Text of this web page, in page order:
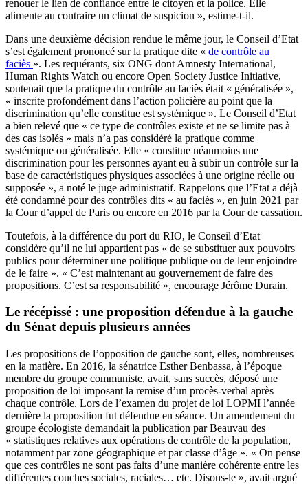
renouer le lien de confiance entre le citoyen et la police. Elle
alimente au contraire un climat de suspicion », estime-t-il.
Dans une deuxième décision rendue le même jour, le Conseil d’Etat
s’est également prononcé sur la pratique dite « de contrôle au
faciès ». Les requérants, six ONG dont Amnesty International,
Human Rights Watch ou encore Open Society Justice Initiative,
soutenait que la pratique du contrôle au faciès était « généralisée »,
« inscrite profondément dans l’action policière au point que la
discrimination qu’elle constitue est systémique ». Le Conseil d’Etat
a bien relevé que « ce type de contrôles existe et ne se limite pas à
des cas isolés » mais n’a pas considéré la pratique comme
systémique ou généralisée. Elle « constitue néanmoins une
discrimination pour les personnes ayant eu à subir un contrôle sur la
base de caractéristiques physiques associées à une origine réelle ou
supposée », a noté le juge administratif. Rappelons que l’Etat a déjà
été condamné pour des contrôles dits « au faciès », en juin 2021 par
la Cour d’appel de Paris ou encore en 2016 par la Cour de cassation.
Toutefois, à la différence du port du RIO, le Conseil d’Etat
considère qu’il ne lui appartient pas « de se substituer aux pouvoirs
publics pour déterminer une politique publique ou de leur enjoindre
de le faire ». « C’est maintenant au gouvernement de faire des
propositions. C’est sa responsabilité », encourage Jérôme Durain.
Le récépissé : une proposition défendue à la gauche
du Sénat depuis plusieurs années
Les propositions de l’opposition de gauche sont, elles, nombreuses
en la matière. En 2016, la sénatrice Esther Benbassa, à l’époque
membre du groupe communiste, avait, sans succès, déposé une
proposition de loi imposant la remise d’un procès-verbal après
chaque contrôle. Lors de l’examen du projet de loi LOPMI l’année
dernière la proposition fut défendue en séance. Un amendement du
groupe écologiste demandait la publication par Beauvau des
« statistiques relatives aux opérations de contrôle de la population,
notamment par zone géographique et par classe d’âge ». « On pense
que ces contrôles ne sont pas faits d’une manière cohérente entre les
différentes couches sociales, raciales… etc. Disons-le », avait argué